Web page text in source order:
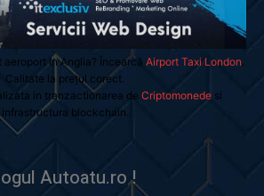
in Anglia? Încearcă Airport Taxi London
Calitate la prețul corect.
in tranzactionarea de Criptomonedesi
infrastructura blockchain.
Autoatu.ro !